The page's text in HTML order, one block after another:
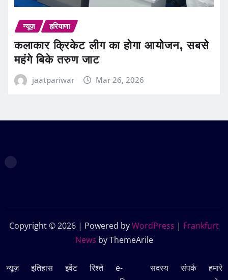
न्यूज़ हरियाणा
कलाकार क्रिकेट लीग का होगा आयोजन, सबसे
महंगे बिके तरुण जाट
jaatpariwar Mar 26, 2026
Copyright © 2026 | Powered byWordPress | Frankfurt
News by ThemeArile
न्यूज़ इतिहास इवेंट रिश्ते
e-
सदस्‍य संपर्क
हमारे